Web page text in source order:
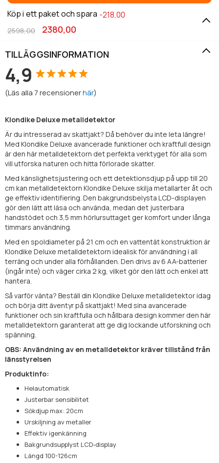
Köp i ett paket och spara -218,00
2380,00
2598,00
TILLÄGGSINFORMATION
4,9
(Läs alla 7recensionerhär)
Klondike Deluxe metalldetektor
Är du intresserad av skattjakt? Då behöver du inte leta längre!
Med Klondike Deluxe avancerade funktioner och kraftfull design
är den här metalldetektorn det perfekta verktyget för alla som
vill utforska naturen och hitta förlorade skatter.
Med känslighetsjustering och ett detektionsdjup på upp till 20
cm kan metalldetektorn Klondike Deluxe skilja metallarter åt och
ge effektiv identifiering. Den bakgrundsbelysta LCD-displayen
gör den lätt att läsa och använda, medan det justerbara
handstödet och 3,5 mm hörlursuttaget ger komfort under långa
timmars användning.
Med en spoldiameter på 21 cm och en vattentät konstruktion är
Klondike Deluxe metalldetektorn idealisk för användning i all
terräng och under alla förhållanden. Den drivs av 6 AA-batterier
(ingår inte) och väger cirka 2 kg, vilket gör den lätt och enkel att
hantera.
Så varför vänta? Beställ din Klondike Deluxe metalldetektor idag
och börja ditt äventyr på skattjakt! Med sina avancerade
funktioner och sin kraftfulla och hållbara design kommer den här
metalldetektorn garanterat att ge dig lockande utforskning och
spänning.
OBS: Användning av en metalldetektor kräver tillstånd från
länsstyrelsen
Produktinfo:
Helautomatisk
Justerbar sensibilitet
Sökdjup max: 20cm
Urskiljning av metaller
Effektiv igenkänning
Bakgrundsupplyst LCD-display
Längd 100-126cm